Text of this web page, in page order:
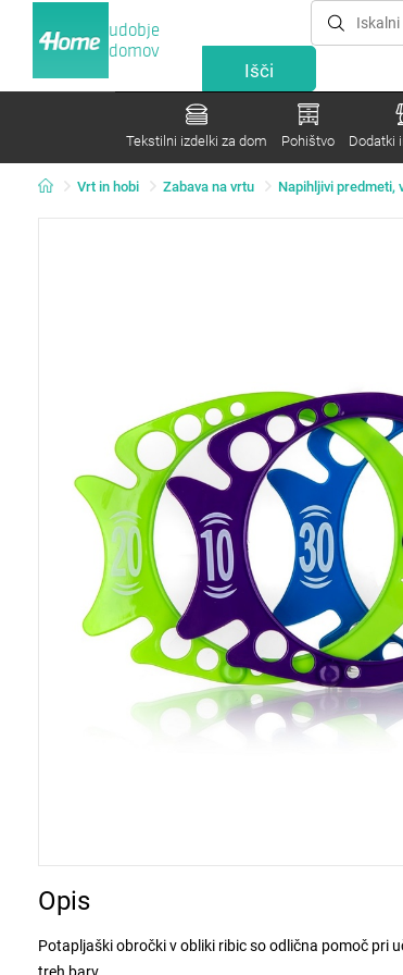
udobje
domov
Tekstilni izdelki za dom Pohištvo Dodatki
Vrt in hobi Zabava na vrtu Napihljivi predmeti,
Opis
Potapljaški obročki v obliki ribic so odlična pomoč pri